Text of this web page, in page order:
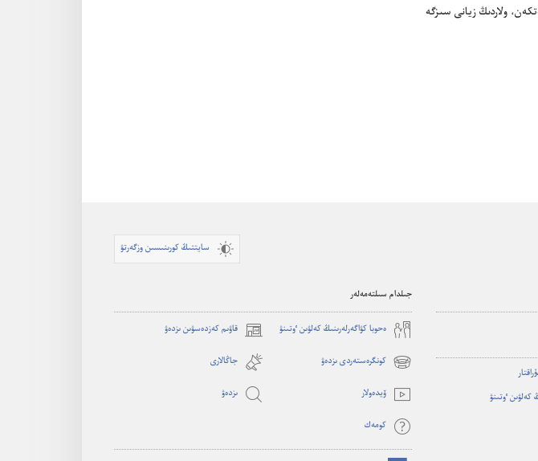
ولاردىڭ زيانى سىزگە
سايتتىڭ كورىنىسىن وزگەرتۋ
كە‌لۋىن ٶتىنۋ
جىلدام سىلتەمەلەر
ە‌حوبا كۋاگە‌رلە‌رىنىڭ كە‌لۋىن ٶتىنۋ قاۋىم كەزدەسۋىن ىزدەۋ
(opens
new
window)
كونگرەستەردى ىزدەۋ
(opens
new
window)
جاڭالارى
ۆيدە‌ولار ىزدە‌ۋ
كومە‌ك